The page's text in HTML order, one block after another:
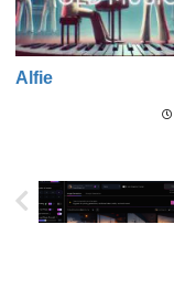
Alfie